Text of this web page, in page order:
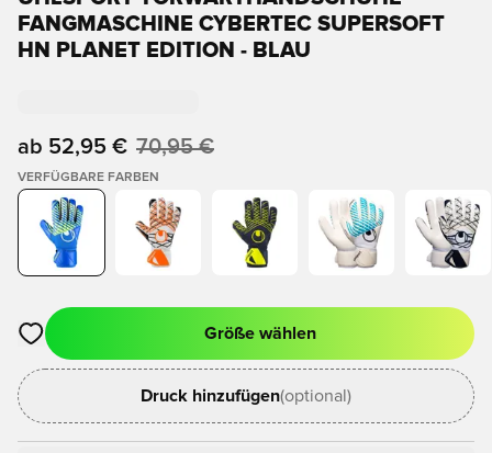
FANGMASCHINE CYBERTEC SUPERSOFT
HN PLANET EDITION - BLAU
ab 52,95 € 70,95 €
VERFÜGBARE FARBEN
Öffnet ein neues Fenster zum Anmelden oder Registrieren
Größe wählen
Druck hinzufügen(optional)